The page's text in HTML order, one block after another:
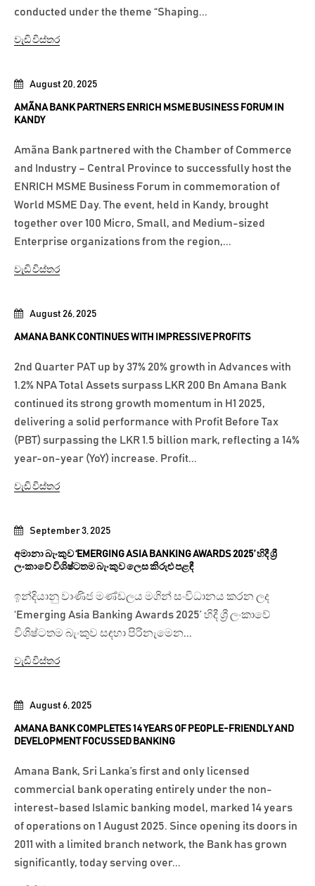
August 6, 2025
AMANA BANK COMPLETES 14 YEARS OF PEOPLE-FRIENDLY AND
DEVELOPMENT FOCUSSED BANKING
Amana Bank, Sri Lanka’s first and only licensed
commercial bank operating entirely under the non-
interest-based Islamic banking model, marked 14 years
of operations on 1 August 2025. Since opening its doors in
2011 with a limited branch network, the Bank has grown
significantly, today serving over...
September 3, 2025
අමානා බැංකුව ‘EMERGING ASIA BANKING AWARDS 2025’ හිදී ශ්‍රී
ලංකාවේ විශිෂ්ටතම බැංකුව ලෙස කිරුළු පළඳී
ඉන්දියානු වාණිජ මණ්ඩලය මගින් සංවිධානය කරන ලද
‘Emerging Asia Banking Awards 2025’ හිදී ශ්‍රී ලංකාවේ
විශිෂ්ටතම බැංකුව සඳහා පිරිනැමෙන...
වැඩි විස්තර
August 26, 2025
AMANA BANK CONTINUES WITH IMPRESSIVE PROFITS
2nd Quarter PAT up by 37% 20% growth in Advances with
1.2% NPA Total Assets surpass LKR 200 Bn Amana Bank
continued its strong growth momentum in H1 2025,
delivering a solid performance with Profit Before Tax
(PBT) surpassing the LKR 1.5 billion mark, reflecting a 14%
year-on-year (YoY) increase. Profit...
වැඩි විස්තර
August 20, 2025
AMÃNA BANK PARTNERS ENRICH MSME BUSINESS FORUM IN
KANDY
Amãna Bank partnered with the Chamber of Commerce
and Industry – Central Province to successfully host the
ENRICH MSME Business Forum in commemoration of
World MSME Day. The event, held in Kandy, brought
together over 100 Micro, Small, and Medium-sized
Enterprise organizations from the region,...
වැඩි විස්තර
conducted under the theme “Shaping...
වැඩි විස්තර